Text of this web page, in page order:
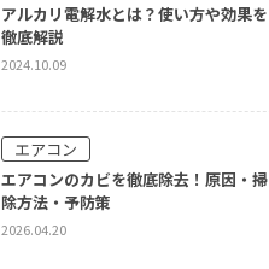
レンジフード・キッチン
その他（屋内）
2023.04.05
アルカリ電解水とは？使い方や効果を
徹底解説
2024.10.09
エアコン
エアコンのカビを徹底除去！原因・掃
除方法・予防策
2026.04.20